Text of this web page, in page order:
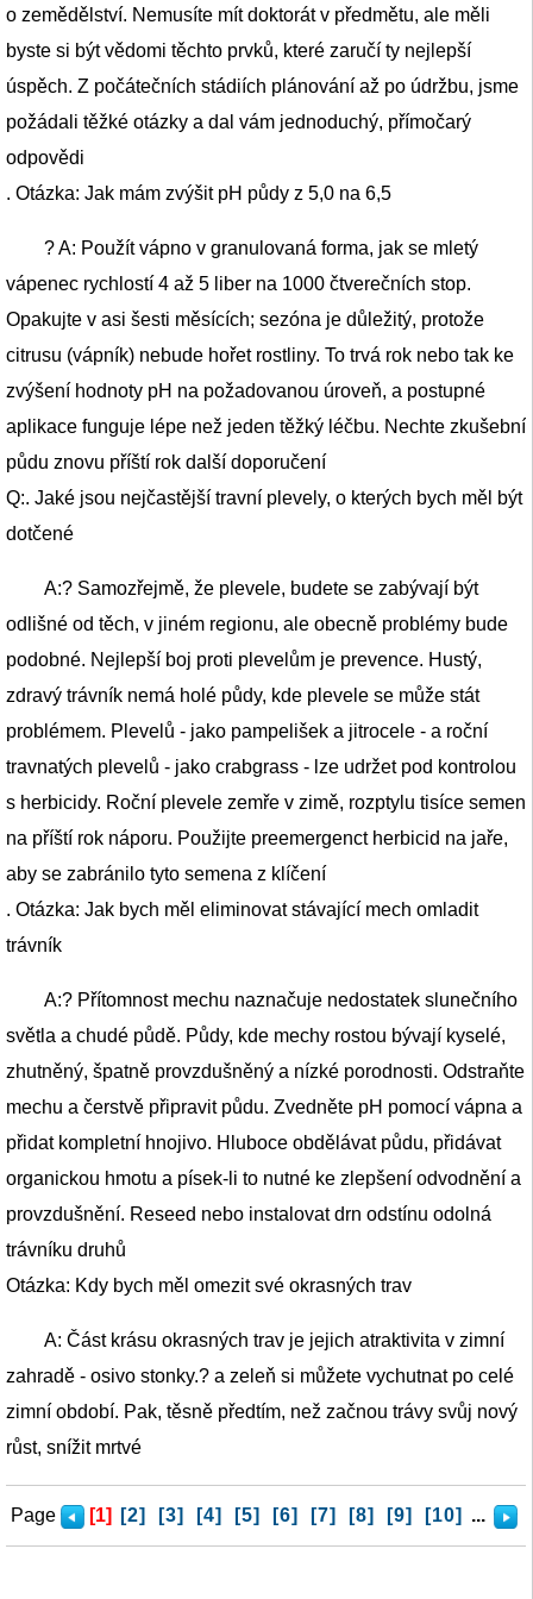
o zemědělství. Nemusíte mít doktorát v předmětu, ale měli
byste si být vědomi těchto prvků, které zaručí ty nejlepší
úspěch. Z počátečních stádiích plánování až po údržbu, jsme
požádali těžké otázky a dal vám jednoduchý, přímočarý
odpovědi
. Otázka: Jak mám zvýšit pH půdy z 5,0 na 6,5 ​​
? A: Použít vápno v granulovaná forma, jak se mletý
vápenec rychlostí 4 až 5 liber na 1000 čtverečních stop.
Opakujte v asi šesti měsících; sezóna je důležitý, protože
citrusu (vápník) nebude hořet rostliny. To trvá rok nebo tak ke
zvýšení hodnoty pH na požadovanou úroveň, a postupné
aplikace funguje lépe než jeden těžký léčbu. Nechte zkušební
půdu znovu příští rok další doporučení
Q:. Jaké jsou nejčastější travní plevely, o kterých bych měl být
dotčené
A:? Samozřejmě, že plevele, budete se zabývají být
odlišné od těch, v jiném regionu, ale obecně problémy bude
podobné. Nejlepší boj proti plevelům je prevence. Hustý,
zdravý trávník nemá holé půdy, kde plevele se může stát
problémem. Plevelů - jako pampelišek a jitrocele - a roční
travnatých plevelů - jako crabgrass - lze udržet pod kontrolou
s herbicidy. Roční plevele zemře v zimě, rozptylu tisíce semen
na příští rok náporu. Použijte preemergenct herbicid na jaře,
aby se zabránilo tyto semena z klíčení
. Otázka: Jak bych měl eliminovat stávající mech omladit
trávník
A:? Přítomnost mechu naznačuje nedostatek slunečního
světla a chudé půdě. Půdy, kde mechy rostou bývají kyselé,
zhutněný, špatně provzdušněný a nízké porodnosti. Odstraňte
mechu a čerstvě připravit půdu. Zvedněte pH pomocí vápna a
přidat kompletní hnojivo. Hluboce obdělávat půdu, přidávat
organickou hmotu a písek-li to nutné ke zlepšení odvodnění a
provzdušnění. Reseed nebo instalovat drn odstínu odolná
trávníku druhů
Otázka: Kdy bych měl omezit své okrasných trav
A: Část krásu okrasných trav je jejich atraktivita v zimní
zahradě - osivo stonky.? a zeleň si můžete vychutnat po celé
zimní období. Pak, těsně předtím, než začnou trávy svůj nový
růst, snížit mrtvé
Page [1] [2] [3] [4] [5] [6] [7] [8] [9] [10]
...
>>